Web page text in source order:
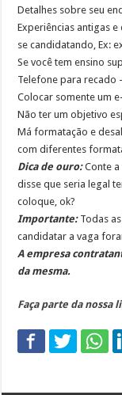
Detalhes sobre seu
Experiências antigas
se candidatando, Ex:
Se você tem ensino
Telefone para recado
Colocar somente um
Não ter um objetivo
Má formatação e
com diferentes
Dica de ouro: Conte
disse que seria legal
coloque, ok?
Importante:Todas
candidatar a vaga
A empresa
da mesma.
Faça parte da nossa